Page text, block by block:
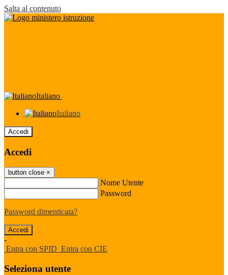
Salta al contenuto
Italiano
Italiano
Accedi
Accedi
button close ×
Nome Utente
Password
Password dimenticata?
-
Entra con SPID Entra con CIE
Seleziona utente